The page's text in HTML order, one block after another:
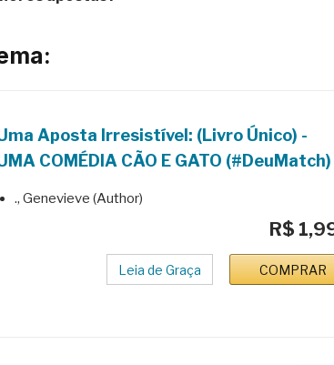
Aposta Irresistível: (Livro Único) -
COMÉDIA CÃO E GATO (#DeuMatch)
., Genevieve (Author)
R$
Leia de Graça COMPRAR